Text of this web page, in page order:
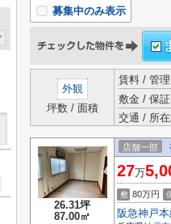
募集中のみ表示
外観
坪数 / 面積
賃料 / 管
敷金 / 保
交通 / 所
26.31坪
87.00㎡
店舗一部
27万
敷 80万円
阪急神戸本